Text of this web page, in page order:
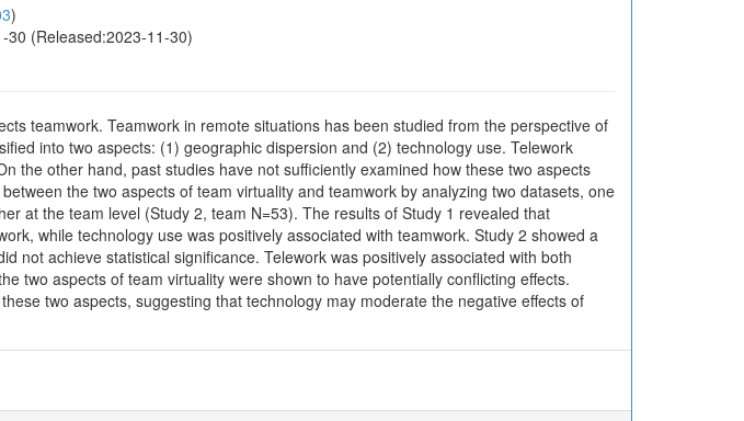
)
30 (Released:2023-11-30)
teamwork. Teamwork in remote situations has been studied from the perspective of
into two aspects: (1) geographic dispersion and (2) technology use. Telework
the other hand, past studies have not sufficiently examined how these two aspects
the two aspects of team virtuality and teamwork by analyzing two datasets, one
at the team level (Study 2, team N=53). The results of Study 1 revealed that
while technology use was positively associated with teamwork. Study 2 showed a
not achieve statistical significance. Telework was positively associated with both
two aspects of team virtuality were shown to have potentially conflicting effects.
two aspects, suggesting that technology may moderate the negative effects of